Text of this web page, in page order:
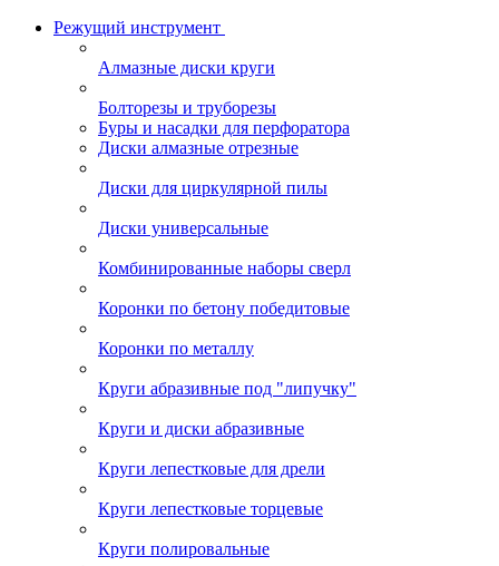
Режущий инструмент
Алмазные диски круги
Болторезы и труборезы
Буры и насадки для перфоратора
Диски алмазные отрезные
Диски для циркулярной пилы
Диски универсальные
Комбинированные наборы сверл
Коронки по бетону победитовые
Коронки по металлу
Круги абразивные под "липучку"
Круги и диски абразивные
Круги лепестковые для дрели
Круги лепестковые торцевые
Круги полировальные